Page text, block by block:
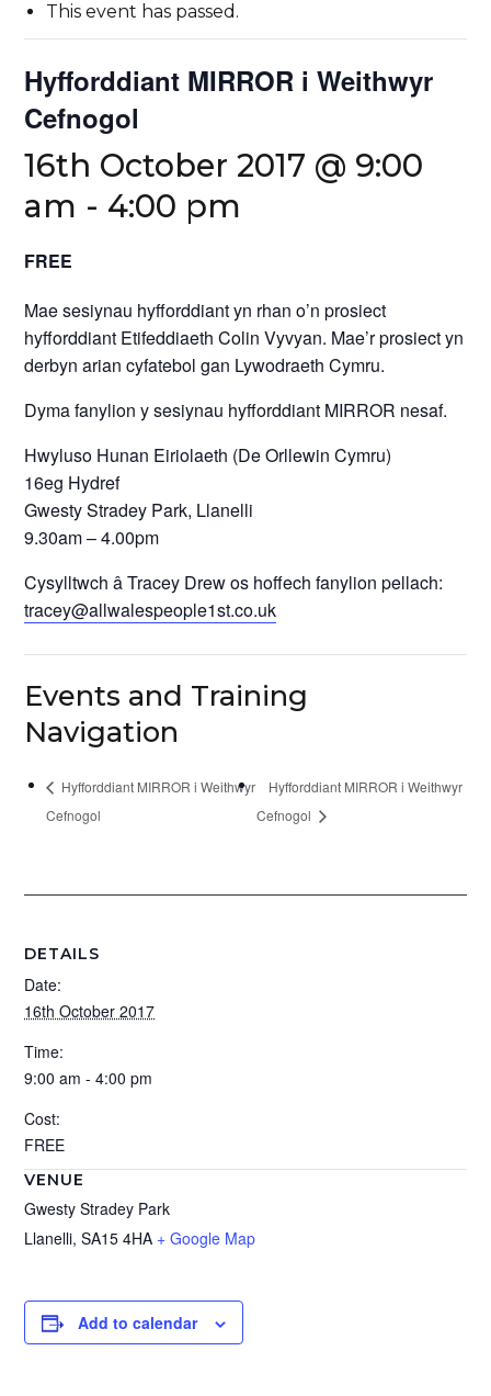
This event has passed.
Hyfforddiant MIRROR i Weithwyr
Cefnogol
16th October 2017 @ 9:00
am - 4:00 pm
FREE
Mae sesiynau hyfforddiant yn rhan o’n prosiect
hyfforddiant Etifeddiaeth Colin Vyvyan. Mae’r prosiect yn
derbyn arian cyfatebol gan Lywodraeth Cymru.
Dyma fanylion y sesiynau hyfforddiant MIRROR nesaf.
Hwyluso Hunan Eiriolaeth (De Orllewin Cymru)
16eg Hydref
Gwesty Stradey Park, Llanelli
9.30am – 4.00pm
Cysylltwch â Tracey Drew os hoffech fanylion pellach:
tracey@allwalespeople1st.co.uk
Events and Training
Navigation
Hyfforddiant MIRROR i Weithwyr
Cefnogol
Hyfforddiant MIRROR i Weithwyr
Cefnogol
DETAILS
Date:
16th October 2017
Time:
9:00 am - 4:00 pm
Cost:
FREE
VENUE
Gwesty Stradey Park
Llanelli, SA15 4HA + Google Map
Add to calendar